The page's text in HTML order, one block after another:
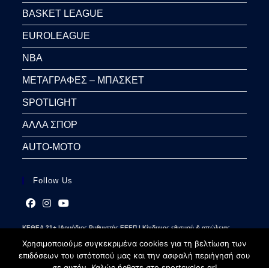
BASKET LEAGUE
EUROLEAGUE
NBA
ΜΕΤΑΓΡΑΦΕΣ – ΜΠΑΣΚΕΤ
SPOTLIGHT
ΑΛΛΑ ΣΠΟΡ
AUTO-MOTO
Follow Us
in
a
new
in
a
new
in
a
new
ΚΕΘΕΑ 21+ |Αρμόδιος Ρυθμιστής ΕΕΕΠ | Κίνδυνος εθισμού & απώλειας
Χρησιμοποιούμε συγκεκριμένα cookies για τη βελτίωση των
επιδόσεων του ιστότοπού μας και την ασφαλή περιήγησή σου